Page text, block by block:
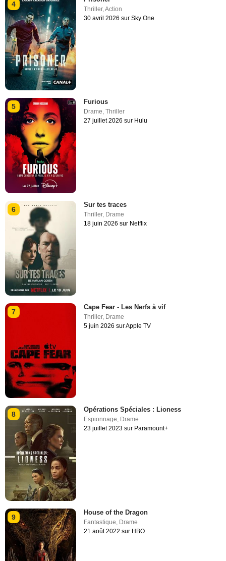
4
Thriller,Action
30 avril 2026 sur Sky One
5
Furious
Drame,Thriller
27 juillet 2026 sur Hulu
6
Sur tes traces
Thriller, Drame
18 juin 2026 sur Netflix
7
Cape Fear - Les Nerfs à vif
Thriller, Drame
5 juin 2026 sur Apple TV
8
Opérations Spéciales : Lioness
Espionnage, Drame
23 juillet 2023 sur Paramount+
9
House of the Dragon
Fantastique Drame
21 août 2022 sur HBO